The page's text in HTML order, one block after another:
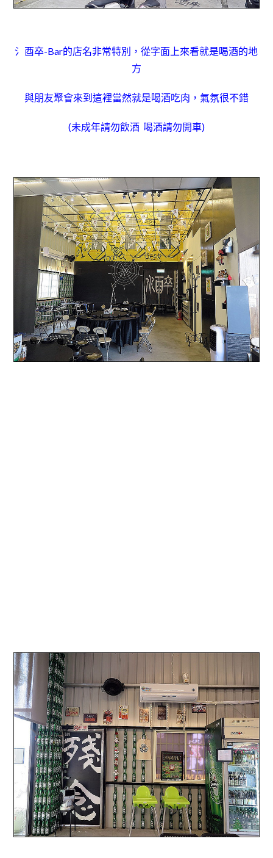
氵酉卒-Bar的店名非常特別，從字面上來看就是喝酒的地
方
與朋友聚會來到這裡當然就是喝酒吃肉，氣氛很不錯
(未成年請勿飲酒 喝酒請勿開車)